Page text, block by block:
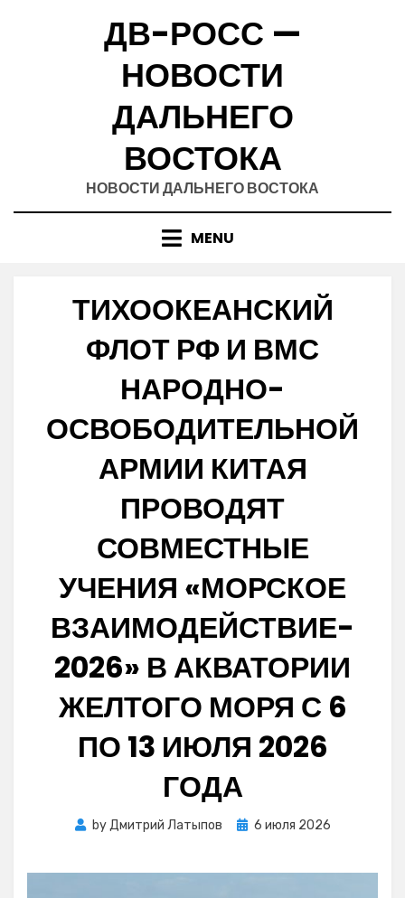
ДВ-РОСС —
НОВОСТИ
ДАЛЬНЕГО
ВОСТОКА
НОВОСТИ ДАЛЬНЕГО ВОСТОКА
MENU
ТИХООКЕАНСКИЙ
ФЛОТ РФ И ВМС
НАРОДНО-
ОСВОБОДИТЕЛЬНОЙ
АРМИИ КИТАЯ
ПРОВОДЯТ
СОВМЕСТНЫЕ
УЧЕНИЯ «МОРСКОЕ
ВЗАИМОДЕЙСТВИЕ-
2026» В АКВАТОРИИ
ЖЕЛТОГО МОРЯ С 6
ПО 13 ИЮЛЯ 2026
ГОДА
byДмитрий Латыпов
Posted
6 июля 2026